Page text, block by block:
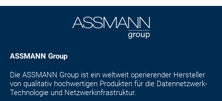
ASSMANN Group
Die ASSMANN Group ist ein weltweit operierender Hersteller
von qualitativ hochwertigen Produkten für die Datennetzwerk-
Technologie und Netzwerkinfrastruktur.